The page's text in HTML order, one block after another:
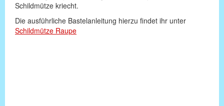
Schildmütze kriecht.
Die ausführliche Bastelanleitung hierzu findet ihr unter
Schildmütze Raupe